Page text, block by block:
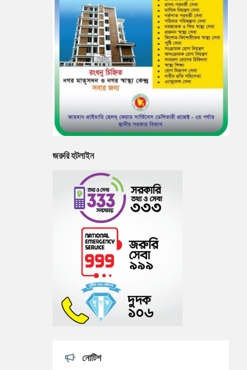
জরুরি হটলাইন
নোটিশ